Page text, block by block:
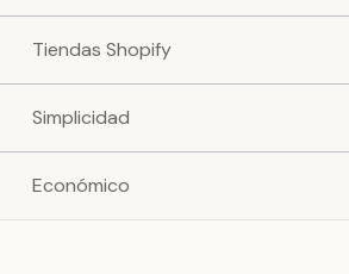
Tiendas Shopify
Simplicidad
Económico